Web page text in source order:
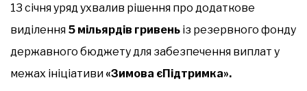
13 січня уряд ухвалив рішення про додаткове
виділення 5 мільярдів гривень із резервного фонду
державного бюджету для забезпечення виплат у
межах ініціативи«Зимова єПідтримка».